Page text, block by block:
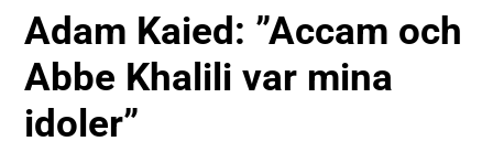
Adam Kaied: ”Accam och
Abbe Khalili var mina
idoler”